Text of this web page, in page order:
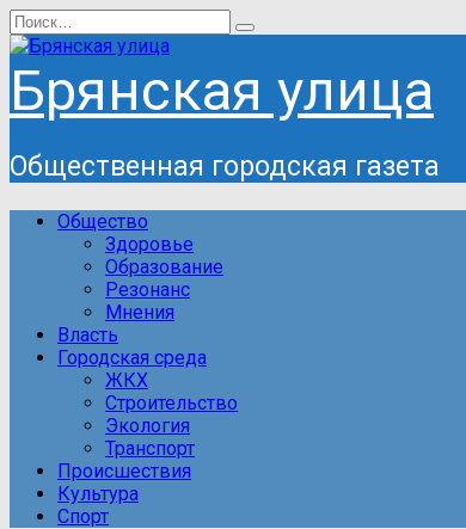
Перейти
к
содержанию
Search
for:
Брянская улица
Общественная городская газета
Общество
Здоровье
Образование
Резонанс
Мнения
Власть
Городская среда
ЖКХ
Строительство
Экология
Транспорт
Происшествия
Культура
Спорт